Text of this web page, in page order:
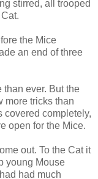
stirred, all trooped
the Mice
an end of three
than ever. But the
more tricks than
covered completely,
open for the Mice.
out. To the Cat it
young Mouse
had much